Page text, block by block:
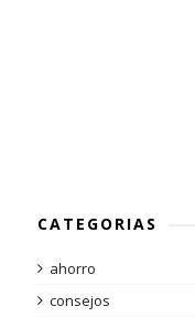
CATEGORIAS
ahorro
consejos